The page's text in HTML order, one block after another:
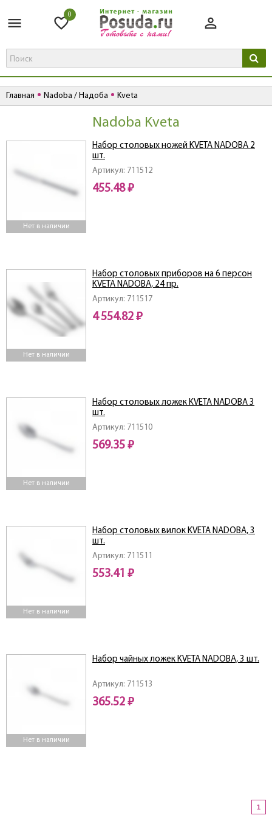
0
Главная Nadoba / Надоба Kveta
Nadoba Kveta
Нет в наличии
Артикул: 711512
Набор столовых ножей KVETA NADOBA 2
шт.
455.48 ₽
Нет в наличии
Артикул: 711517
Набор столовых приборов на 6 персон
KVETA NADOBA, 24 пр.
4 554.82 ₽
Нет в наличии
Артикул: 711510
Набор столовых ложек KVETA NADOBA 3
шт.
569.35 ₽
Нет в наличии
Артикул: 711511
Набор столовых вилок KVETA NADOBA, 3
шт.
553.41 ₽
Нет в наличии
Артикул: 711513
Набор чайных ложек KVETA NADOBA, 3 шт.
365.52 ₽
1